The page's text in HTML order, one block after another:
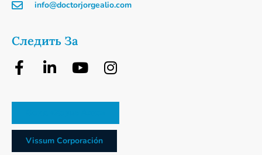
info@doctorjorgealio.com
Следить За
Vissum Corporación